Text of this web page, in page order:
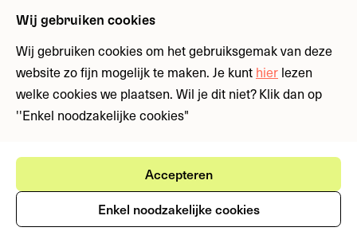
Wij gebruiken cookies
Wij gebruiken cookies om het gebruiksgemak van deze
website zo fijn mogelijk te maken. Je kunt hier lezen
welke cookies we plaatsen. Wil je dit niet? Klik dan op
''Enkel noodzakelijke cookies"
Accepteren
Enkel noodzakelijke cookies